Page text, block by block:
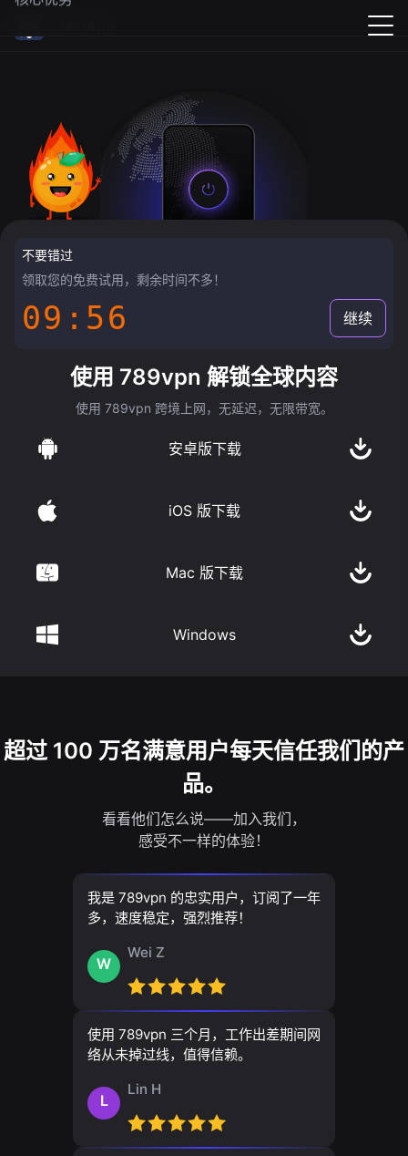
不要错过
领取您的免费试用，剩余时间不多！
09:55 继续
使用 789vpn 解锁全球内容
使用 789vpn 跨境上网，无延迟，无限带宽。
安卓版下载
iOS 版下载
Mac 版下载
Windows
超过 100 万名满意用户每天信任我们的产
品。
看看他们怎么说——加入我们，
感受不一样的体验！
我是 789vpn 的忠实用户，订阅了一年
多，速度稳定，强烈推荐！
W
Wei Z
使用 789vpn 三个月，工作出差期间网
络从未掉过线，值得信赖。
L
Lin H